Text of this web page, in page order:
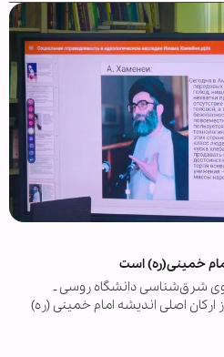
خمینی(ره) است
شرق‌شناسی دانشگاه روسی ـ
اصلی اندیشه امام خمینی (ره)